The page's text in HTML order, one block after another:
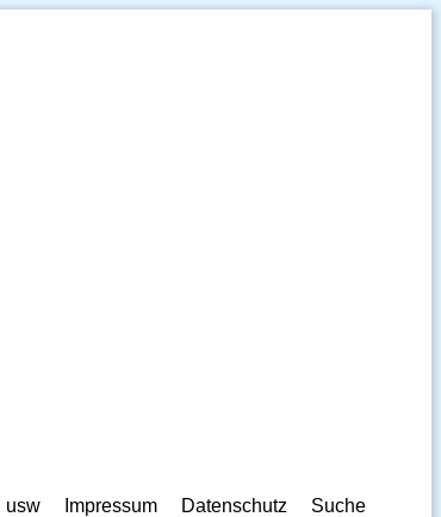
usw Impressum Datenschutz Suche